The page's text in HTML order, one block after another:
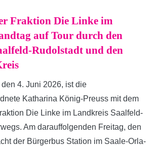
Fraktion Die Linke im
auf Tour durch den
Rudolstadt und den
4. Juni 2026, ist die
Katharina König-Preuss mit dem
Die Linke im Landkreis Saalfeld-
Am darauffolgenden Freitag, den
der Bürgerbus Station im Saale-Orla-